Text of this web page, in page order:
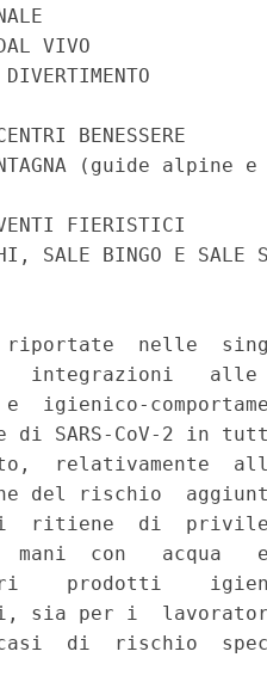
VIVO
DIVERTIMENTO
BENESSERE
(guide alpine e
FIERISTICI
SALE BINGO E SALE
nelle
integrazioni   alle
e  igienico-
di SARS-CoV-2 in
relativamente
del rischio
ritiene  di
con   acqua
prodotti
sia per i
di  rischio